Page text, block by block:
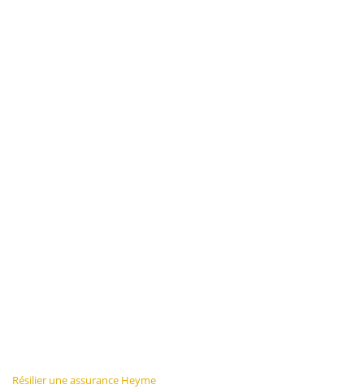
Résilier une assurance Heyme